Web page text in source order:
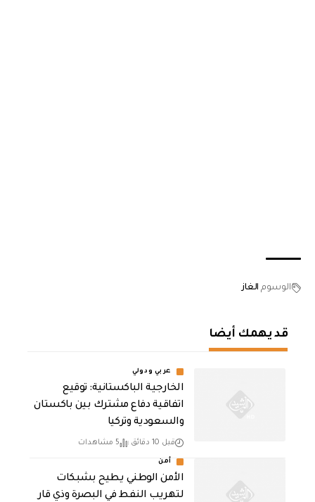
الوسوم الغاز
قد يهمك أيضا
عربي ودولي
الخارجية الباكستانية: توقيع
اتفاقية دفاع مشترك بين باكستان
والسعودية وتركيا
قبل 10 دقائق 5 مشاهدات
أمن
الأمن الوطني يطيح بشبكات
لتهريب النفط في البصرة وذي قار